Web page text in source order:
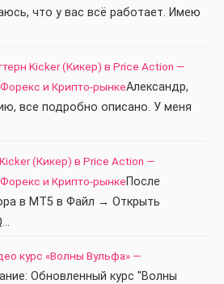
что у вас всё работает. Имею
Kicker (Кикер) в Price Action —
Форекс и Крипто-рынкеАлександр,
все подробно описано. У меня
(Кикер) в Price Action —
Форекс и Крипто-рынкеПосле
в МТ5 в Файл → Открыть
курс «Волны Вульфа» —
Обновленный курс "Волны